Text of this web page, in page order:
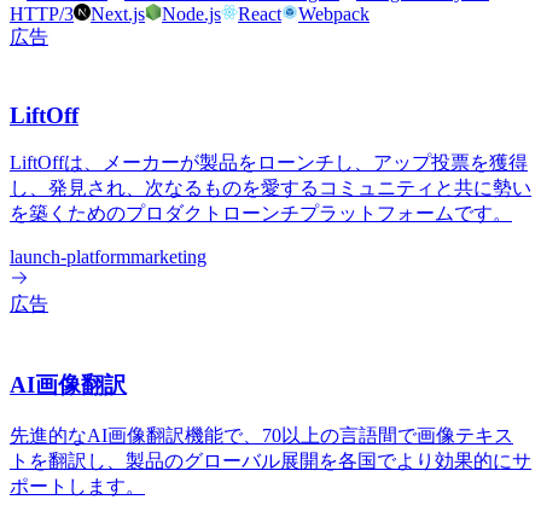
HTTP/3
Next.js Node.js React
Webpack
広告
LiftOff
LiftOffは、メーカーが製品をローンチし、アップ投票を獲得
し、発見され、次なるものを愛するコミュニティと共に勢い
を築くためのプロダクトローンチプラットフォームです。
launch-platformmarketing
広告
AI画像翻訳
先進的なAI画像翻訳機能で、70以上の言語間で画像テキス
トを翻訳し、製品のグローバル展開を各国でより効果的にサ
ポートします。